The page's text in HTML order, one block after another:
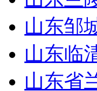
山东邹
山东临
山东省